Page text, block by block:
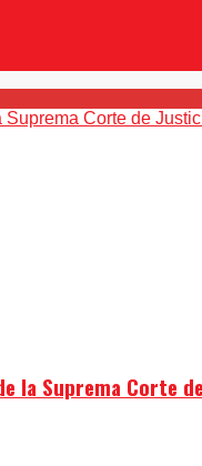
la Suprema Corte